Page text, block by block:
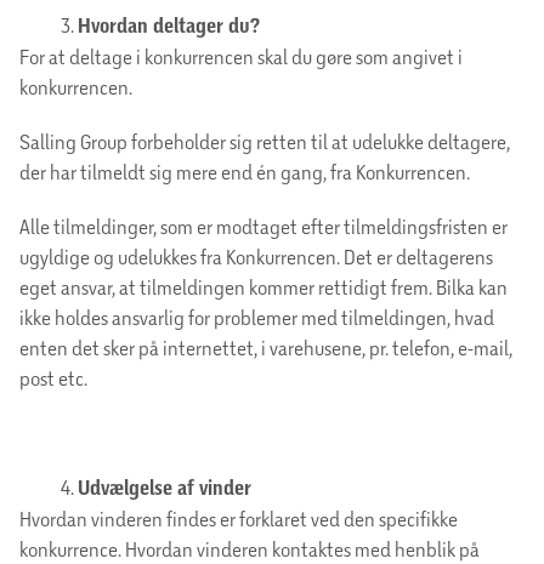
Hvordan deltager du?
For at deltage i konkurrencen skal du gøre som angivet i
konkurrencen.
Salling Group forbeholder sig retten til at udelukke deltagere,
der har tilmeldt sig mere end én gang, fra Konkurrencen.
Alle tilmeldinger, som er modtaget efter tilmeldingsfristen er
ugyldige og udelukkes fra Konkurrencen. Det er deltagerens
eget ansvar, at tilmeldingen kommer rettidigt frem. Bilka kan
ikke holdes ansvarlig for problemer med tilmeldingen, hvad
enten det sker på internettet, i varehusene, pr. telefon, e-mail,
post etc.
Udvælgelse af vinder
Hvordan vinderen findes er forklaret ved den specifikke
konkurrence. Hvordan vinderen kontaktes med henblik på